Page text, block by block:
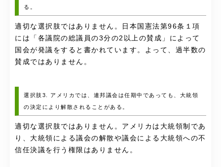
る。
適切な選択肢ではありません。日本国憲法第96条１項
には「各議院の総議員の3分の2以上の賛成」によって
国会が発議をすると書かれています。よって、過半数の
賛成ではありません。
選択肢3. アメリカでは、連邦議会は任期中であっても、大統領
の決定により解散されることがある。
適切な選択肢ではありません。アメリカは大統領制であ
り、大統領による議会の解散や議会による大統領への不
信任決議を行う権限はありません。